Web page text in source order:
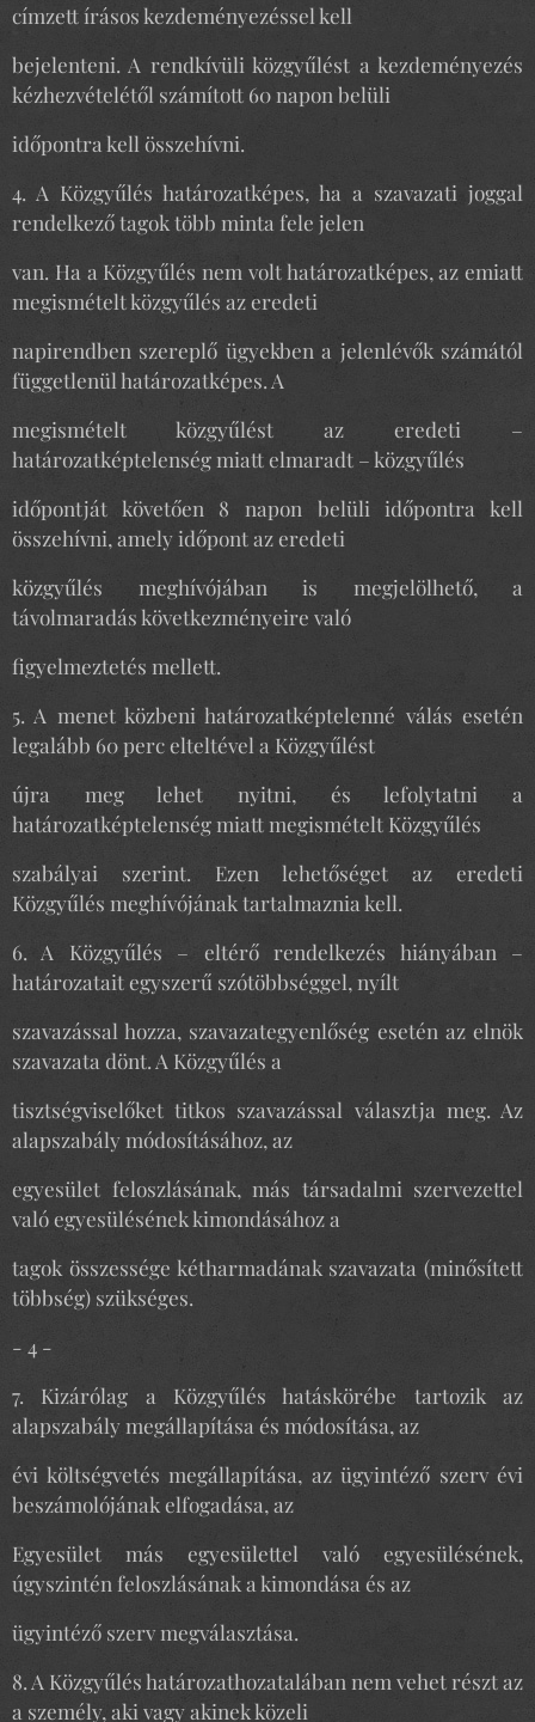
címzett írásos kezdeményezéssel kell
bejelenteni. A rendkívüli közgyűlést a kezdeményezés
kézhezvételétől számított 60 napon belüli
időpontra kell összehívni.
4. A Közgyűlés határozatképes, ha a szavazati joggal
rendelkező tagok több minta fele jelen
van. Ha a Közgyűlés nem volt határozatképes, az emiatt
megismételt közgyűlés az eredeti
napirendben szereplő ügyekben a jelenlévők számától
függetlenül határozatképes. A
megismételt közgyűlést az eredeti –
határozatképtelenség miatt elmaradt – közgyűlés
időpontját követően 8 napon belüli időpontra kell
összehívni, amely időpont az eredeti
közgyűlés meghívójában is megjelölhető, a
távolmaradás következményeire való
figyelmeztetés mellett.
5. A menet közbeni határozatképtelenné válás esetén
legalább 60 perc elteltével a Közgyűlést
újra meg lehet nyitni, és lefolytatni a
határozatképtelenség miatt megismételt Közgyűlés
szabályai szerint. Ezen lehetőséget az eredeti
Közgyűlés meghívójának tartalmaznia kell.
6. A Közgyűlés – eltérő rendelkezés hiányában –
határozatait egyszerű szótöbbséggel, nyílt
szavazással hozza, szavazategyenlőség esetén az elnök
szavazata dönt. A Közgyűlés a
tisztségviselőket titkos szavazással választja meg. Az
alapszabály módosításához, az
egyesület feloszlásának, más társadalmi szervezettel
való egyesülésének kimondásához a
tagok összessége kétharmadának szavazata (minősített
többség) szükséges.
- 4 -
7. Kizárólag a Közgyűlés hatáskörébe tartozik az
alapszabály megállapítása és módosítása, az
évi költségvetés megállapítása, az ügyintéző szerv évi
beszámolójának elfogadása, az
Egyesület más egyesülettel való egyesülésének,
úgyszintén feloszlásának a kimondása és az
ügyintéző szerv megválasztása.
8. A Közgyűlés határozathozatalában nem vehet részt az
a személy, aki vagy akinek közeli